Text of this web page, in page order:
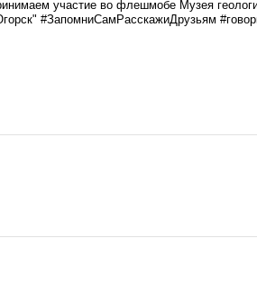
участие во флешмобе Музея
#ЗапомниСамРасскажиДрузьям